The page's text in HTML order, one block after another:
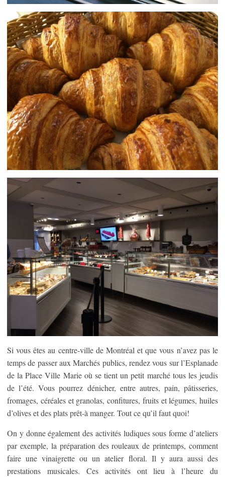
Si vous êtes au centre-ville de Montréal et que vous n’avez pas le
temps de passer aux Marchés publics, rendez vous sur l’Esplanade
de la Place Ville Marie où se tient un petit marché tous les jeudis
de l’été. Vous pourrez dénicher, entre autres, pain, pâtisseries,
fromages, céréales et granolas, confitures, fruits et légumes, huiles
d’olives et des plats prêt-à manger. Tout ce qu’il faut quoi!
On y donne également des activités ludiques sous forme d’ateliers
par exemple, la préparation des rouleaux de printemps, comment
faire une vinaigrette ou un atelier floral. Il y aura aussi des
prestations musicales. Ces activités ont lieu à l’heure du